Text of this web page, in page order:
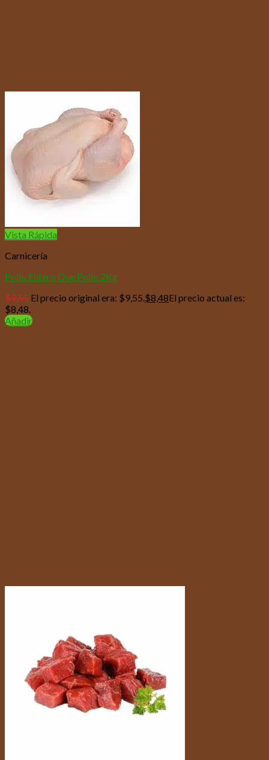
Vista Rápida
Carnicería
Pollo Entero Que Pollo 2Kg
$9,55 El precio original era: $9,55.$8,48El precio actual es:
$8,48.
Añadir